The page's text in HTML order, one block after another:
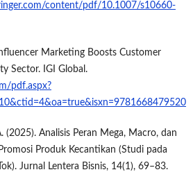
content/pdf/10.1007/s10660-
Marketing Boosts Customer
Sector. IGI Global.
pdf.aspx?
(2025). Analisis Peran Mega, Macro, dan
Produk Kecantikan (Studi pada
Jurnal Lentera Bisnis, 14(1), 69–83.